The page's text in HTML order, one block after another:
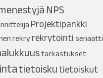
NPS
Projektipankki
rekry rekrytointi senaatti
tarkastukset
tietoiskutietoiskut